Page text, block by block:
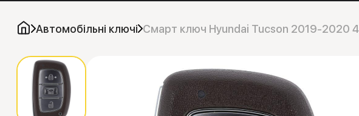
Категорії
Автомобільні ключі
Транспордери (Чіпи)
Автомобільні ключі Смарт ключ Hyundai Tucson 2019-2020